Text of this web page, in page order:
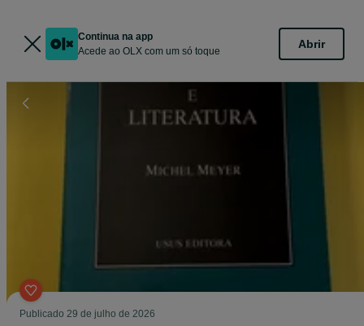
Continua na app
Acede ao OLX com um só toque
Abrir
Publicado 29 de julho de 2026